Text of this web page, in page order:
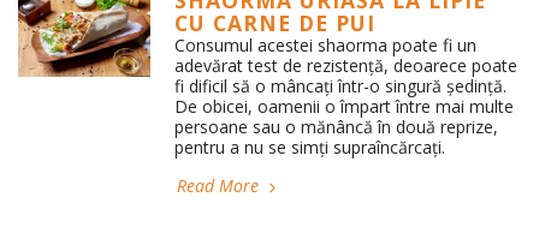
CU CARNE DE PUI
Consumul acestei shaorma poate fi un
adevărat test de rezistență, deoarece poate
fi dificil să o mâncați într-o singură ședință.
De obicei, oamenii o împart între mai multe
persoane sau o mănâncă în două reprize,
pentru a nu se simți supraîncărcați.
Read More